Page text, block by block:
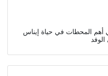
66 تعرف علي أهم المحطات في حياة إيناس